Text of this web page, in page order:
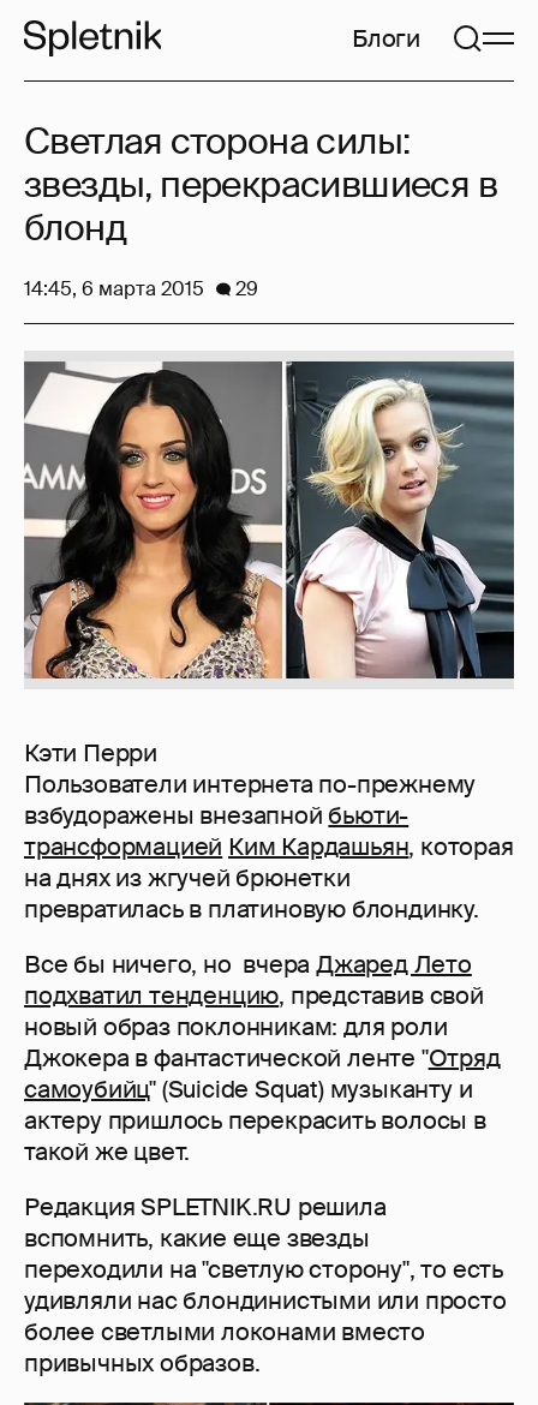
Блоги
Кэти Перри
Пользователи интернета по-прежнему
взбудоражены внезапной бьюти-
трансформацией Ким Кардашьян, которая
на днях из жгучей брюнетки
превратилась в платиновую блондинку.
Все бы ничего, но вчераДжаред Лето
подхватил тенденцию, представив свой
новый образ поклонникам: для роли
Джокера в фантастической ленте "Отряд
самоубийц" (Suicide Squat) музыканту и
актеру пришлось перекрасить волосы в
такой же цвет.
Редакция SPLETNIK.RU решила
вспомнить, какие еще звезды
переходили на "светлую сторону", то есть
удивляли нас блондинистыми или просто
более светлыми локонами вместо
привычных образов.
Светлая сторона силы:
звезды, перекрасившиеся в
блонд
14:45, 6 марта 2015 29